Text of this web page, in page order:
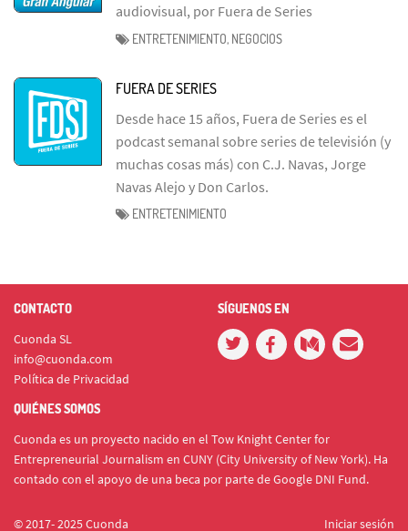
audiovisual, por Fuera de Series
ENTRETENIMIENTO, NEGOCIOS
FUERA DE SERIES
Desde hace 15 años, Fuera de Series es el
podcast semanal sobre series de televisión (y
muchas cosas más) con C.J. Navas, Jorge
Navas Alejo y Don Carlos.
ENTRETENIMIENTO
CONTACTO
Cuonda SL
info@cuonda.com
Política de Privacidad
SÍGUENOS EN
QUIÉNES SOMOS
Cuonda es un proyecto nacido en el Tow Knight Center for
Entrepreneurial Journalism en CUNY (City University of New York). Ha
contado con el apoyo de una beca por parte de Google DNI Fund.
© 2017- 2025 Cuonda Iniciar sesión